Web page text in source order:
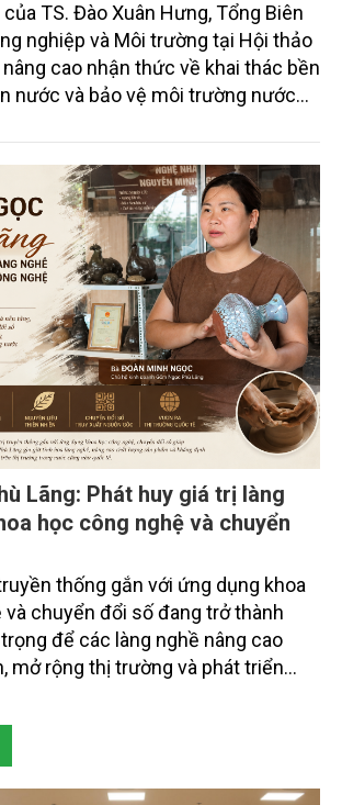
TS. Đào Xuân Hưng, Tổng Biên
nghiệp và Môi trường tại Hội thảo
nâng cao nhận thức về khai thác bền
nước và bảo vệ môi trường nước
với Sở Nông nghiệp và Môi trường
chức ngày 10/7/2026. Hội thảo thu
của hơn 100 đại biểu là lãnh đạo
Bộ Nông nghiệp và Môi trường,
khoa học, Sở Nông nghiệp và Môi
Châu và đại diện các cơ quan đơn vị
các tỉnh miền núi phía Bắc.
Lãng: Phát huy giá trị làng
học công nghệ và chuyển
thống gắn với ứng dụng khoa
và chuyển đổi số đang trở thành
để các làng nghề nâng cao
mở rộng thị trường và phát triển
nghệ nhân và cơ sở sản xuất đã
tư duy, đầu tư công nghệ, xây